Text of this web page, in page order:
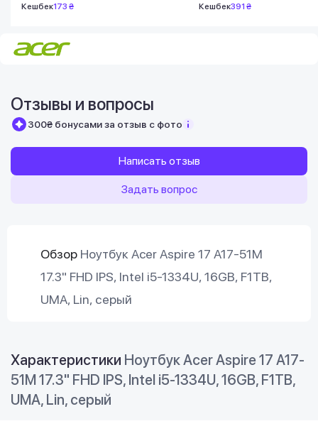
Кешбек173 ₴ Кешбек391 ₴
Отзывы и вопросы
300₴ бонусами за отзыв с фото
Написать отзыв
Задать вопрос
Обзор Ноутбук Acer Aspire 17 A17-51M
17.3" FHD IPS, Intel i5-1334U, 16GB, F1TB,
UMA, Lin, серый
Характеристики Ноутбук Acer Aspire 17 A17-
51M 17.3" FHD IPS, Intel i5-1334U, 16GB, F1TB,
UMA, Lin, серый